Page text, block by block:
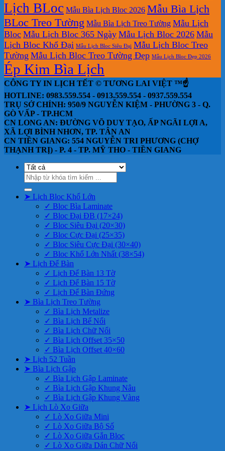
Lịch BLoc Mẫu Bìa Lịch Bloc 2026 Mẫu Bìa Lịch
BLoc Treo Tường Mẫu Bìa Lịch Treo Tường Mẫu Lịch
Bloc Mẫu Lịch Bloc 365 Ngày Mẫu Lịch Bloc 2026 Mẫu
Lịch Bloc Khổ Đại Mẫu Lịch Bloc Siêu Đại Mẫu Lịch Bloc Treo
Tường Mẫu Lịch Bloc Treo Tường Đẹp Mẫu Lịch Bloc Đẹp 2026
Ép Kim Bìa Lịch
CÔNG TY IN LỊCH TẾT © TƯƠNG LAI VIỆT ™☝️
HOTLINE: 0983.559.554 - 0913.559.554 - 0937.559.554
TRỤ SỞ CHÍNH: 950/9 NGUYỄN KIỆM - PHƯỜNG 3 - Q.
GÒ VẤP - TP.HCM
CN LONG AN: ĐƯỜNG VÕ DUY TẠO, ẤP NGÃI LỢI A,
XÃ LỢI BÌNH NHƠN, TP. TÂN AN
CN TIỀN GIANG: 554 NGUYỄN TRI PHƯƠNG (CHỢ
THẠNH TRỊ) - P. 4 - TP. MỸ THO - TIỀN GIANG
Tìm
kiếm:
➤ Lịch Bloc Khổ Lớn
✓ Bloc Bìa Laminate
✓ Bloc Đại ĐB (17×24)
✓ Bloc Siêu Đại (20×30)
✓ Bloc Cực Đại (25×35)
✓ Bloc Siêu Cực Đại (30×40)
✓ Bloc Khổ Lớn Nhất (38×54)
➤ Lịch Để Bàn
✓ Lịch Để Bàn 13 Tờ
✓ Lịch Để Bàn 15 Tờ
✓ Lịch Để Bàn Đứng
➤ Bìa Lịch Treo Tường
✓ Bìa Lịch Metalize
✓ Bìa Lịch Bế Nổi
✓ Bìa Lịch Chữ Nổi
✓ Bìa Lịch Offset 35×50
✓ Bìa Lịch Offset 40×60
➤ Lịch 52 Tuần
➤ Bìa Lịch Gập
✓ Bìa Lịch Gập Laminate
✓ Bìa Lịch Gập Khung Nâu
✓ Bìa Lịch Gập Khung Vàng
➤ Lịch Lò Xo Giữa
✓ Lò Xo Giữa Mini
✓ Lò Xo Giữa Bộ Số
✓ Lò Xo Giữa Gắn Bloc
✓ Lò Xo Giữa Dán Chữ Nổi